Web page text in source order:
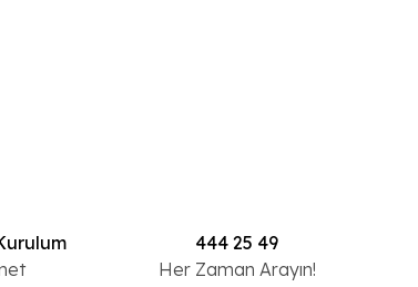
444 25 49
Her Zaman Arayın!